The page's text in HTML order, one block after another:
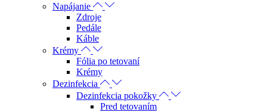
Napájanie
Zdroje
Pedále
Káble
Krémy
Fólia po tetovaní
Krémy
Dezinfekcia
Dezinfekcia pokožky
Pred tetovaním